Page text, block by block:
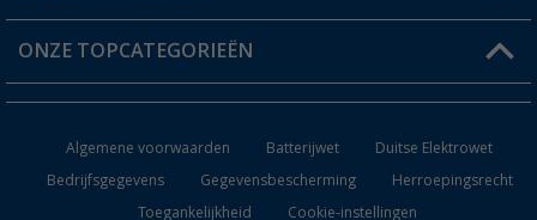
Verlanglijstje
Catalogus
ONZE TOPCATEGORIEËN
Algemene voorwaarden Batterijwet
Duitse Elektrowet
Bedrijfsgegevens
Gegevensbescherming
Herroepingsrecht
Toegankelijkheid
Cookie-instellingen